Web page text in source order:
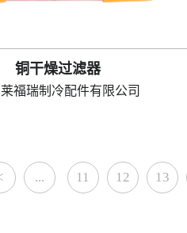
铜干燥过滤器
福瑞制冷配件有限公司
... 11 12 13